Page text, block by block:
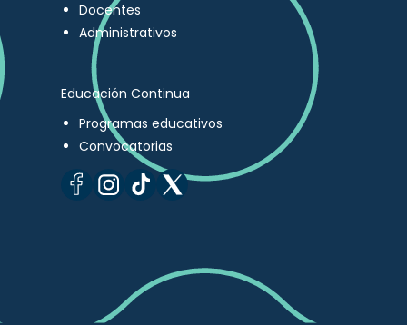
Docentes
Administrativos
Educación Continua
Programas educativos
Convocatorias